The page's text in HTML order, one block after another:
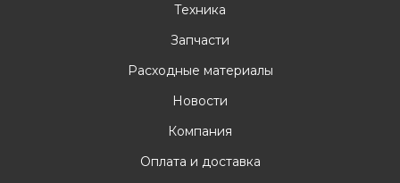
Техника
Запчасти
Расходные материалы
Новости
Компания
Оплата и доставка